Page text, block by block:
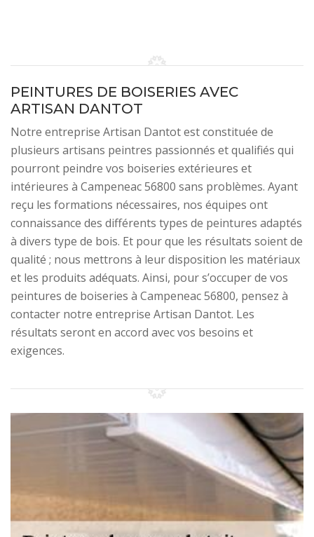
PEINTURES DE BOISERIES AVEC
ARTISAN DANTOT
Notre entreprise Artisan Dantot est constituée de
plusieurs artisans peintres passionnés et qualifiés qui
pourront peindre vos boiseries extérieures et
intérieures à Campeneac 56800 sans problèmes. Ayant
reçu les formations nécessaires, nos équipes ont
connaissance des différents types de peintures adaptés
à divers type de bois. Et pour que les résultats soient de
qualité ; nous mettrons à leur disposition les matériaux
et les produits adéquats. Ainsi, pour s’occuper de vos
peintures de boiseries à Campeneac 56800, pensez à
contacter notre entreprise Artisan Dantot. Les
résultats seront en accord avec vos besoins et
exigences.